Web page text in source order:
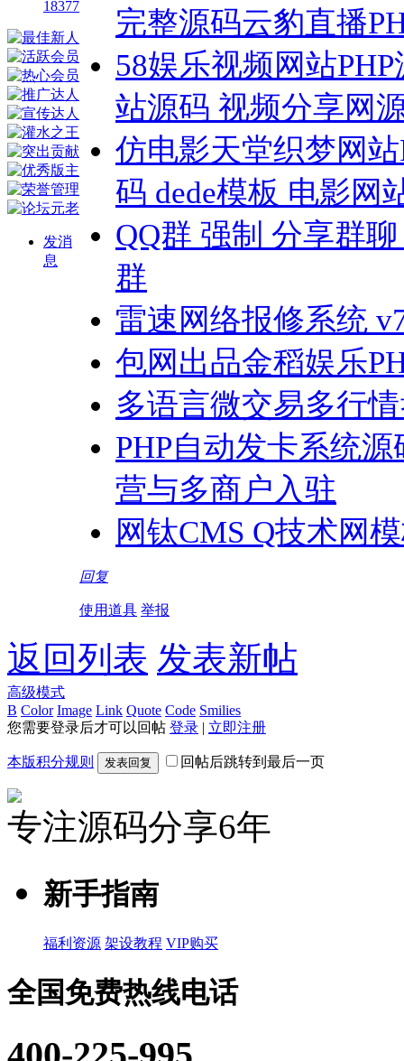
18377
发消
息
完整源码云豹直播
58娱乐视频网站
站源码 视频分享网
仿电影天堂织梦网
码 dede模板 电影网
QQ群 强制 分享群
群
雷速网络报修系统
包网出品金稻娱乐
多语言微交易多行
PHP自动发卡系统
营与多商户入驻
网钛CMS Q技术网
回复
使用道具 举报
返回列表 发表新帖
高级模式
B Color Image Link Quote Code Smilies
您需要登录后才可以回帖 登录 | 立即注册
本版积分规则 发表回复 回帖后跳转到最后一页
专注源码分享6年
新手指南
福利资源 架设教程 VIP购买
全国免费热线电话